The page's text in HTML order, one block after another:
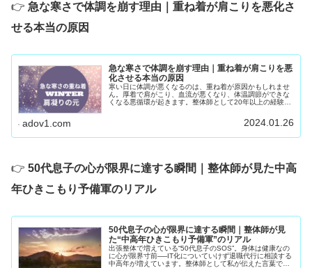
👉 急な寒さで体調を崩す理由｜重ね着が肩こりを悪化さ
せる本当の原因
急な寒さで体調を崩す理由｜重ね着が肩こりを悪
化させる本当の原因
寒い日に体調が悪くなるのは、重ね着が原因かもしれませ
ん。厚着で肩がこり、血流が悪くなり、体温調節ができな
くなる悪循環が起きます。整体師として20年以上の経験か
adov1.com 2024.01.26
👉 50代息子の心が限界に達する瞬間｜整体師が見た中高
年ひきこもり予備軍のリアル
50代息子の心が限界に達する瞬間｜整体師が見
た“中高年ひきこもり予備軍”のリアル
出張整体で増えている“50代息子のSOS”。身体は健康なの
に心が限界寸前──IT化についていけず退職代行に相談する
中高年が増えています。整体師として私が伝えた言葉で息